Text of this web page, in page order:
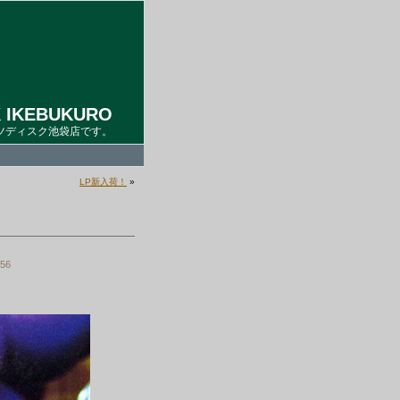
IKEBUKURO
ィスク池袋店です。
LP新入荷！ »